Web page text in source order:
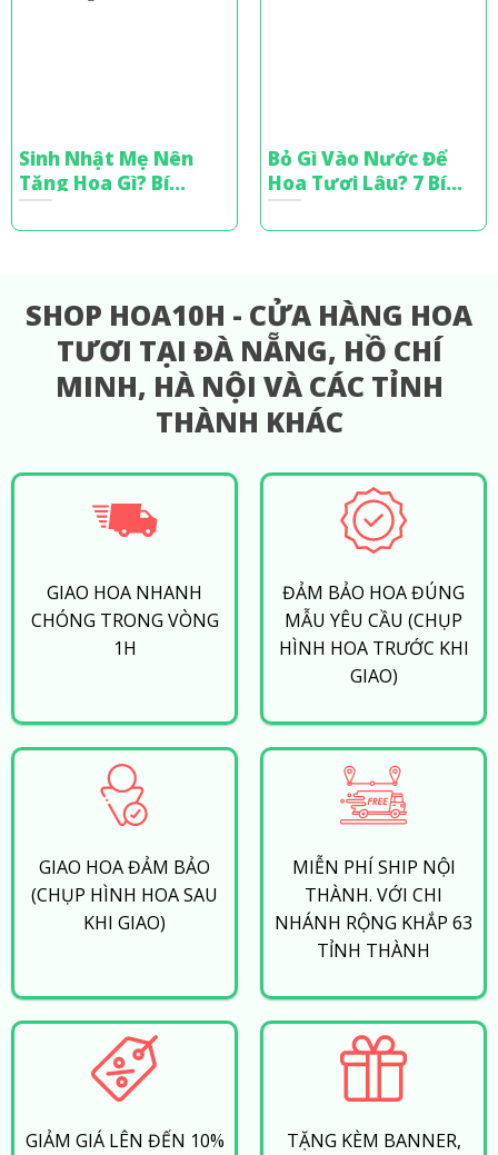
Sinh Nhật Mẹ Nên
Tặng Hoa Gì? Bí
Quyết Chọn Hoa Tinh
Tế
Bỏ Gì Vào Nước Để
Hoa Tươi Lâu? 7 Bí
Quyết Từ Chuyên Gia
Cắm Hoa
SHOP HOA10H - CỬA HÀNG HOA
TƯƠI TẠI ĐÀ NẴNG, HỒ CHÍ
MINH, HÀ NỘI VÀ CÁC TỈNH
THÀNH KHÁC
GIAO HOA NHANH
CHÓNG TRONG VÒNG
1H
ĐẢM BẢO HOA ĐÚNG
MẪU YÊU CẦU (CHỤP
HÌNH HOA TRƯỚC KHI
GIAO)
GIAO HOA ĐẢM BẢO
(CHỤP HÌNH HOA SAU
KHI GIAO)
MIỄN PHÍ SHIP NỘI
THÀNH. VỚI CHI
NHÁNH RỘNG KHẮP 63
TỈNH THÀNH
GIẢM GIÁ LÊN ĐẾN 10%
TẶNG KÈM BANNER,